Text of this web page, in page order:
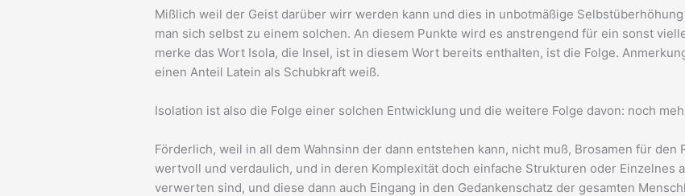
Mißlich weil der Geist darüber wirr werden kann und dies in unbotmäßige
man sich selbst zu einem solchen. An diesem Punkte wird es anstrengend für ein sonst
merke das Wort Isola, die Insel, ist in diesem Wort bereits enthalten, ist die Folge.
einen Anteil Latein als Schubkraft weiß.
Isolation ist also die Folge einer solchen Entwicklung und die weitere Folge davon: noch
Förderlich, weil in all dem Wahnsinn der dann entstehen kann, nicht muß, Brosamen für
wertvoll und verdaulich, und in deren Komplexität doch einfache Strukturen oder Einzelnes
verwerten sind, und diese dann auch Eingang in den Gedankenschatz der gesamten